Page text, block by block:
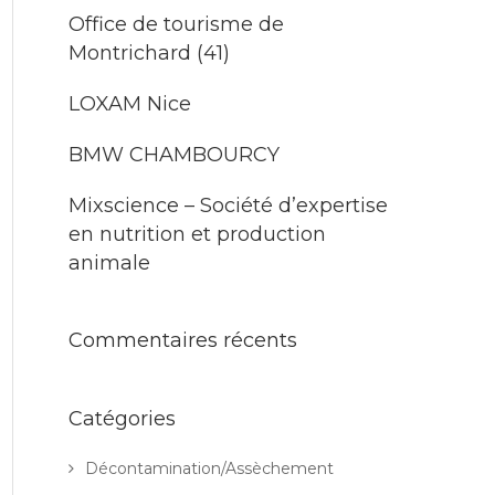
Office de tourisme de
Montrichard (41)
LOXAM Nice
BMW CHAMBOURCY
Mixscience – Société d’expertise
en nutrition et production
animale
Commentaires récents
Catégories
Décontamination/Assèchement